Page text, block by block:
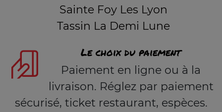
Sainte Foy Les Lyon
Tassin La Demi Lune
Le choix du paiement
Paiement en ligne ou à la
livraison. Réglez par paiement
sécurisé, ticket restaurant, espèces.